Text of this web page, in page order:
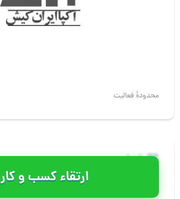
محدودهٔ فعالیت
ایمیل
ارتقاء کسب و کار